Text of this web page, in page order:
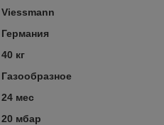
Viessmann
Германия
40 кг
Газообразное
24 мес
20 мбар